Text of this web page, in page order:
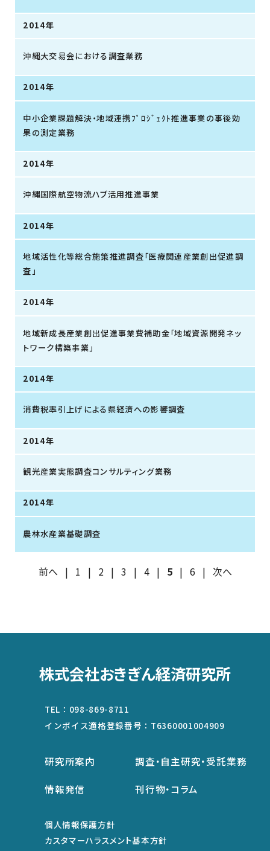
2014年
沖縄大交易会における調査業務
2014年
中小企業課題解決・地域連携ﾌﾟﾛｼﾞｪｸﾄ推進事業の事後効
果の測定業務
2014年
沖縄国際航空物流ハブ活用推進事業
2014年
地域活性化等総合施策推進調査「医療関連産業創出促進調
査」
2014年
地域新成長産業創出促進事業費補助金「地域資源開発ネッ
トワーク構築事業」
2014年
消費税率引上げによる県経済への影響調査
2014年
観光産業実態調査コンサルティング業務
2014年
農林水産業基礎調査
前へ | 1 | 2 | 3 | 4 | 5 | 6 | 次へ
株式会社おきぎん経済研究所
TEL： 098-869-8711
インボイス適格登録番号： T6360001004909
研究所案内
情報発信
調査・自主研究・受託業務
刊行物・コラム
個人情報保護方針
カスタマーハラスメント基本方針